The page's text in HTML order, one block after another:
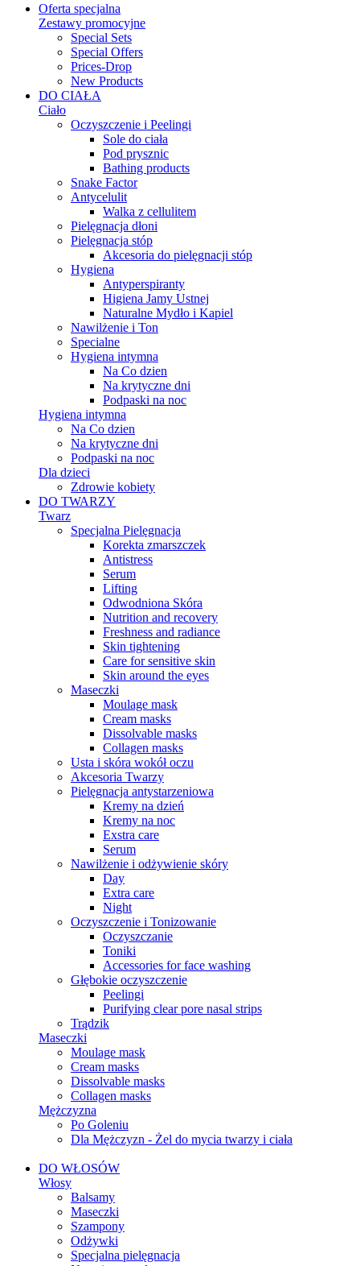
Oferta specjalna
Zestawy promocyjne
Special Sets
Special Offers
Prices-Drop
New Products
DO CIAŁA
Ciało
Oczyszczenie i Peelingi
Sole do ciała
Pod prysznic
Bathing products
Snake Factor
Antycelulit
Walka z cellulitem
Pielęgnacja dłoni
Pielęgnacja stóp
Akcesoria do pielęgnacji stóp
Hygiena
Antyperspiranty
Higiena Jamy Ustnej
Naturalne Mydło i Kapiel
Nawilżenie i Ton
Specialne
Hygiena intymna
Na Co dzien
Na krytyczne dni
Podpaski na noc
Hygiena intymna
Na Co dzien
Na krytyczne dni
Podpaski na noc
Dla dzieci
Zdrowie kobiety
DO TWARZY
Twarz
Specjalna Pielęgnacja
Korekta zmarszczek
Antistress
Serum
Lifting
Odwodniona Skóra
Nutrition and recovery
Freshness and radiance
Skin tightening
Care for sensitive skin
Skin around the eyes
Maseczki
Moulage mask
Cream masks
Dissolvable masks
Collagen masks
Usta i skóra wokół oczu
Akcesoria Twarzy
Pielęgnacja antystarzeniowa
Kremy na dzień
Kremy na noc
Exstra care
Serum
Nawilżenie i odżywienie skóry
Day
Extra care
Night
Oczyszczenie i Tonizowanie
Oczyszczanie
Toniki
Accessories for face washing
Głębokie oczyszczenie
Peelingi
Purifying clear pore nasal strips
Trądzik
Maseczki
Moulage mask
Cream masks
Dissolvable masks
Collagen masks
Mężczyzna
Po Goleniu
Dla Mężczyzn - Żel do mycia twarzy i ciała
DO WŁOSÓW
Włosy
Balsamy
Maseczki
Szampony
Odżywki
Specjalna pielęgnacja